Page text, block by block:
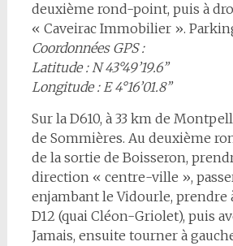
deuxième rond-point, puis à
« Caveirac Immobilier ».
Coordonnées GPS :
Latitude : N 43°49’19.6’’
Longitude : E 4°16’01.8’’
Sur la D610, à 33 km de
de Sommières. Au deuxième
de la sortie de Boisseron,
direction « centre-ville »,
enjambant le Vidourle, prendre
D12 (quai Cléon-Griolet), puis
Jamais, ensuite tourner à